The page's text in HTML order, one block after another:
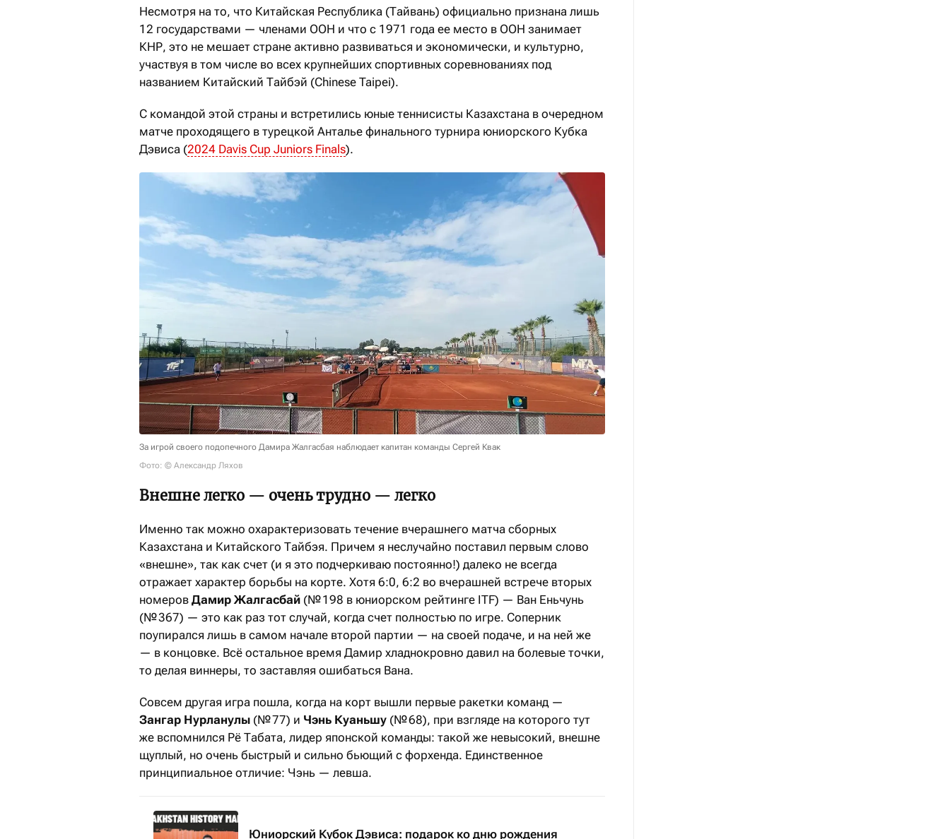
Несмотря на то, что Китайская Республика (Тайвань) официально признана лишь
12 государствами — членами ООН и что с 1971 года ее место в ООН занимает
КНР, это не мешает стране активно развиваться и экономически, и культурно,
участвуя в том числе во всех крупнейших спортивных соревнованиях под
названием Китайский Тайбэй (Chinese Taipei).
С командой этой страны и встретились юные теннисисты Казахстана в очередном
матче проходящего в турецкой Анталье финального турнира юниорского Кубка
Дэвиса (2024 Davis Cup Juniors Finals).
За игрой своего подопечного Дамира Жалгасбая наблюдает капитан команды Сергей Квак
Фото: © Александр Ляхов
Внешне легко — очень трудно — легко
Именно так можно охарактеризовать течение вчерашнего матча сборных
Казахстана и Китайского Тайбэя. Причем я неслучайно поставил первым слово
«внешне», так как счет (и я это подчеркиваю постоянно!) далеко не всегда
отражает характер борьбы на корте. Хотя 6:0, 6:2 во вчерашней встрече вторых
номеров Дамир Жалгасбай (№ 198 в юниорском рейтинге ITF) — Ван Еньчунь
(№ 367) — это как раз тот случай, когда счет полностью по игре. Соперник
поупирался лишь в самом начале второй партии — на своей подаче, и на ней же
— в концовке. Всё остальное время Дамир хладнокровно давил на болевые точки,
то делая виннеры, то заставляя ошибаться Вана.
Совсем другая игра пошла, когда на корт вышли первые ракетки команд —
Зангар Нурланулы (№ 77) и Чэнь Куаньшу (№ 68), при взгляде на которого тут
же вспомнился Рё Табата, лидер японской команды: такой же невысокий, внешне
щуплый, но очень быстрый и сильно бьющий с форхенда. Единственное
принципиальное отличие: Чэнь — левша.
Юниорский Кубок Дэвиса: подарок ко дню рождения